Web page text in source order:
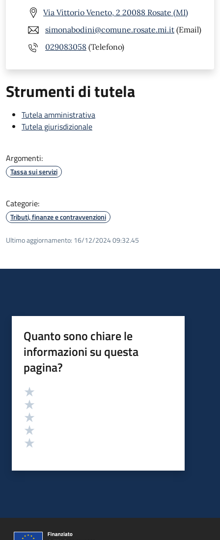
Via Vittorio Veneto, 2 20088 Rosate (MI)
simonabodini@comune.rosate.mi.it (Email)
029083058 (Telefono)
Strumenti di tutela
Tutela amministrativa
Tutela giurisdizionale
Argomenti:
Tassa sui servizi
Categorie:
Tributi, finanze e contravvenzioni
Ultimo aggiornamento: 16/12/2024 09:32.45
Quanto sono chiare le
informazioni su questa
pagina?
Valutazione